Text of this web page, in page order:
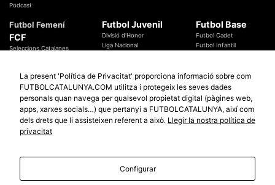
Podcast
Futbol Femení
FCF
Seleccions Catalanes
Temes Federatius
Futbol Juvenil
Divisió d'Honor
Liga Nacional
Futbol Base
Futbol Cadet
Futbol Infantil
Futbol Catalunya
Promocions
Sortejos
Participació
Especials
Copa Catalunya Absoluta 2019
Copa del Rei 2019 - 2020
© 2010 - 2026FutbolCatalunya.com
La present 'Política de Privacitat' proporciona informació sobre com
FUTBOLCATALUNYA.COM utilitza i protegeix les seves dades
personals quan navega per qualsevol propietat digital (pàgines web,
apps, xarxes socials…) que pertanyi a FUTBOLCATALUNYA, així com
dels drets que li assisteixen referent a això. Llegir la nostra política de
privacitat
Configurar